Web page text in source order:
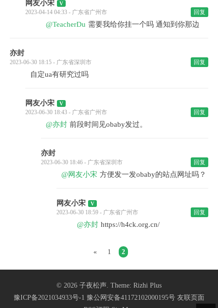
网友小宋
2023-04-14 04:33 - 广东省广州市 回复
@TeacherDu 需要我给你挂一个吗 通知到你那边
亦封
2023-06-30 18:15 - 广东省深圳市 回复
自定ua有研究过吗
网友小宋
2023-06-30 18:43 - 广东省广州市 回复
@亦封 前段时间见obaby发过。
亦封
2023-06-30 18:46 - 广东省深圳市 回复
@网友小宋 方便发一发obaby的站点网址吗？
网友小宋
2023-06-30 18:59 - 广东省广州市 回复
@亦封 https://h4ck.org.cn/
« 1 2
© 2026 子夜松声 . Theme: Rizhi Plus
豫ICP备2021034933号-1 豫公网安备41172102000195号 友联页面